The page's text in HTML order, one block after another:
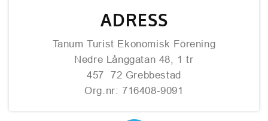
ADRESS
Tanum Turist Ekonomisk Förening
Nedre Långgatan 48, 1 tr
457 72 Grebbestad
Org.nr: 716408-9091